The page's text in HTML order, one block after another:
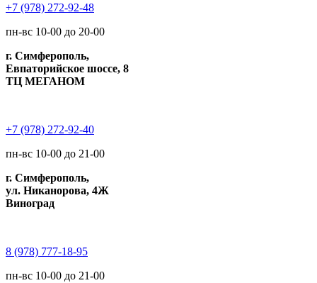
+7 (978) 272-92-48
пн-вс 10-00 до 20-00
г. Симферополь,
Евпаторийское шоссе, 8
ТЦ МЕГАНОМ
+7 (978) 272-92-40
пн-вс 10-00 до 21-00
г. Симферополь,
ул. Никанорова, 4Ж
Виноград
8 (978) 777-18-95
пн-вс 10-00 до 21-00